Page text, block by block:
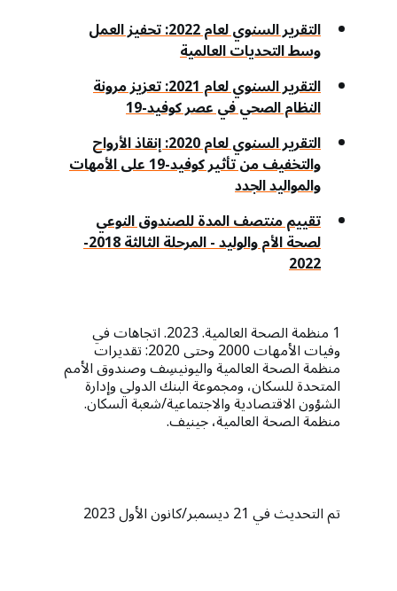
التقرير السنوي لعام 2022: تحفيز العمل
وسط التحديات العالمية
التقرير السنوي لعام 2021: تعزيز مرونة
النظام الصحي في عصر كوفيد-19
التقرير السنوي لعام 2020: إنقاذ الأرواح
والتخفيف من تأثير كوفيد-19 على الأمهات
والمواليد الجدد
تقييم منتصف المدة للصندوق النوعي
لصحة الأم والوليد - المرحلة الثالثة 2018-
2022
1 منظمة الصحة العالمية. 2023. اتجاهات في
وفيات الأمهات 2000 وحتى 2020: تقديرات
منظمة الصحة العالمية واليونيسِف وصندوق الأمم
المتحدة للسكان، ومجموعة البنك الدولي وإدارة
الشؤون الاقتصادية والاجتماعية/شعبة السكان.
منظمة الصحة العالمية، جينيف.
تم التحديث في 21 ديسمبر/كانون الأول 2023